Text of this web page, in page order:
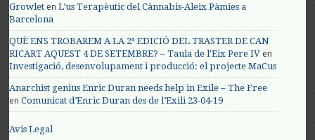
Growlet enL’us Terapèutic del Cànnabis-Aleix Pàmies a
Barcelona
QUÈ ENS TROBAREM A LA 2ª EDICIÓ DEL TRASTER DE CAN
RICART AQUEST 4 DE SETEMBRE? – Taula de l'Eix Pere IV en
Investigació, desenvolupament i producció: el projecte MaCus
Anarchist genius Enric Duran needs help in Exile – The Free
enComunicat d’Enric Duran des de l’Exili 23-04-19
Avis Legal